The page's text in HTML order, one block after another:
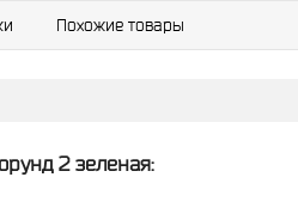
Похожие товары
2 зеленая: